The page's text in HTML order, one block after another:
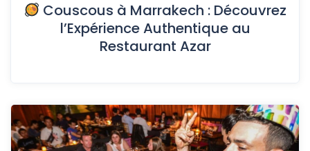
Couscous à Marrakech : Découvrez
l’Expérience Authentique au
Restaurant Azar